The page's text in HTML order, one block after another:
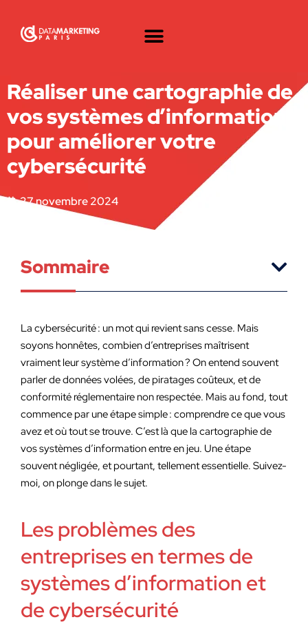
Réaliser une cartographie de
vos systèmes d’information
pour améliorer votre
cybersécurité
27 novembre 2024
Sommaire
La cybersécurité : un mot qui revient sans cesse. Mais
soyons honnêtes, combien d’entreprises maîtrisent
vraiment leur système d’information ? On entend souvent
parler de données volées, de piratages coûteux, et de
conformité réglementaire non respectée. Mais au fond, tout
commence par une étape simple : comprendre ce que vous
avez et où tout se trouve. C’est là que la cartographie de
vos systèmes d’information entre en jeu. Une étape
souvent négligée, et pourtant, tellement essentielle. Suivez-
moi, on plonge dans le sujet.
Les problèmes des
entreprises en termes de
systèmes d’information et
de cybersécurité